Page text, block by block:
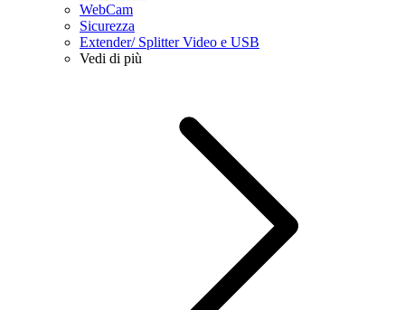
WebCam
Sicurezza
Extender/ Splitter Video e USB
Vedi di più